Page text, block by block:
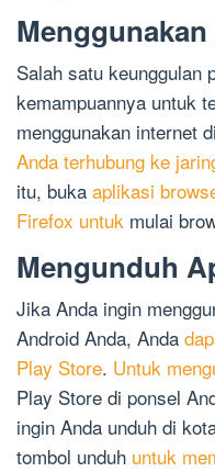
Salah satu keunggulan
kemampuannya untuk
menggunakan internet
Anda terhubung ke
itu, buka aplikasi
Firefox untuk mulai
Mengunduh
Jika Anda ingin
Android Anda, Anda
Play Store. Untuk
Play Store di ponsel
ingin Anda unduh di
tombol unduh untuk